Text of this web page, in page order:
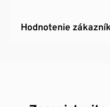
Hodnotenie